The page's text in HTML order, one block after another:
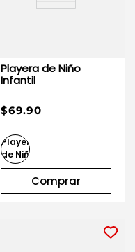
Playera de Niño
Infantil
$69.90
Comprar